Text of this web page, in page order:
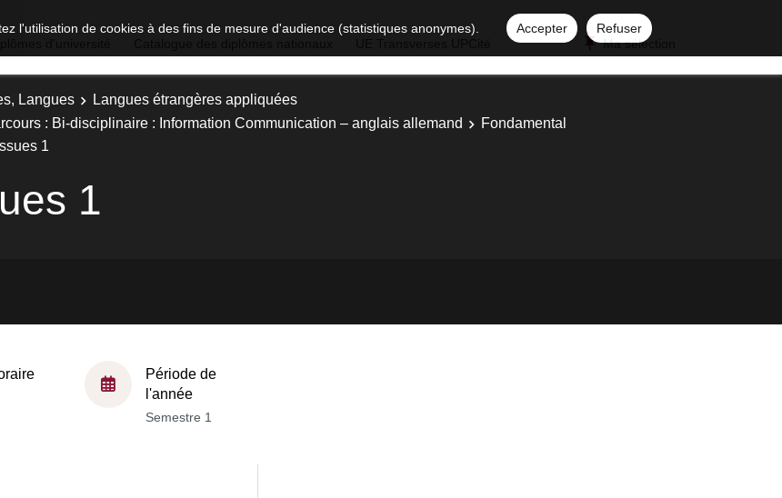
l'utilisation de cookies à des fins de mesure d'audience (statistiques anonymes). Accepter
Refuser
Ma sélection
Langues
Langues étrangères appliquées
: Bi-disciplinaire : Information Communication – anglais allemand
Fondamental
1
1
Période de
l'année
Semestre 1